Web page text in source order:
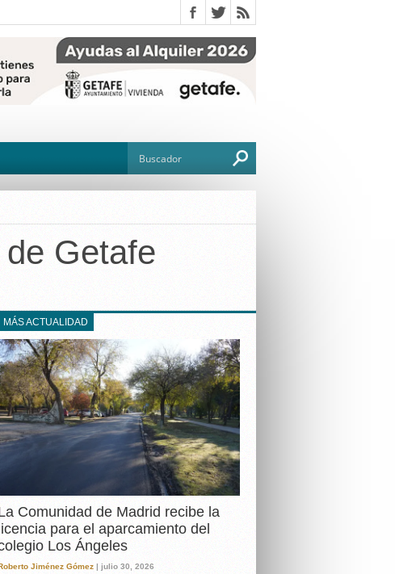
EL
Getafe
MÁS ACTUALIDAD
Comunidad de Madrid recibe la
para el aparcamiento del
Los Ángeles
Jiménez Gómez | julio 30, 2026